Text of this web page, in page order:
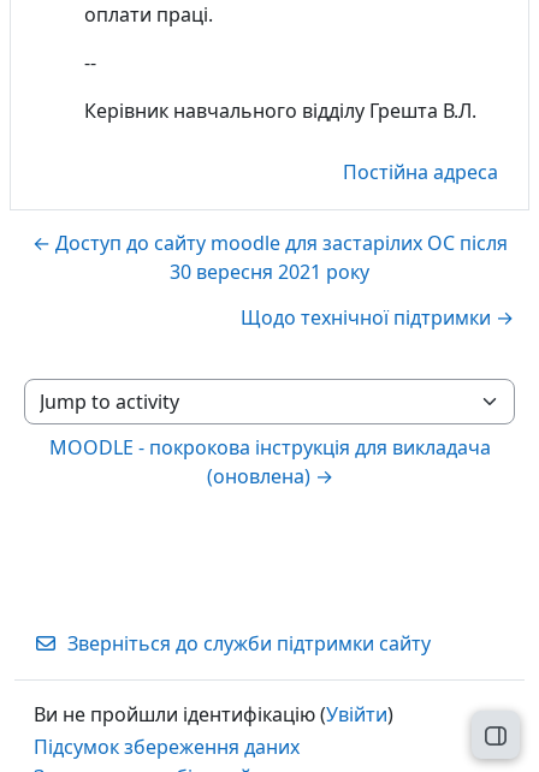
оплати праці.
--
Керівник навчального відділу Грешта В.Л.
Постійна адреса
← Доступ до сайту moodle для застарілих ОС після
30 вересня 2021 року
Щодо технічної підтримки →
Jump to activity
MOODLE - покрокова інструкція для викладача
(оновлена) →
Зверніться до служби підтримки сайту
Ви не пройшли ідентифікацію (Увійти)
Підсумок збереження даних